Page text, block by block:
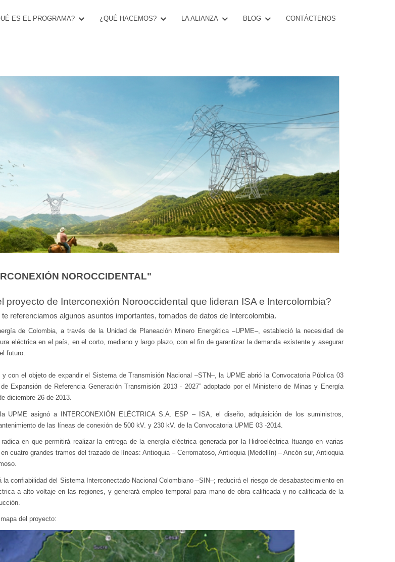
ES EL PROGRAMA? ¿QUÉ HACEMOS? LA ALIANZA BLOG CONTÁCTENOS
NOROCCIDENTAL"
proyecto de Interconexión Norooccidental que lideran ISA e Intercolombia?
te referenciamos algunos asuntos importantes, tomados de datos de Intercolombia.
de Colombia, a través de la Unidad de Planeación Minero Energética –UPME–, estableció la necesidad de
eléctrica en el país, en el corto, mediano y largo plazo, con el fin de garantizar la demanda existente y asegurar
futuro.
con el objeto de expandir el Sistema de Transmisión Nacional –STN–, la UPME abrió la Convocatoria Pública 03
Expansión de Referencia Generación Transmisión 2013 - 2027” adoptado por el Ministerio de Minas y Energía
diciembre 26 de 2013.
UPME asignó a INTERCONEXIÓN ELÉCTRICA S.A. ESP – ISA, el diseño, adquisición de los suministros,
de las líneas de conexión de 500 kV. y 230 kV. de la Convocatoria UPME 03 -2014.
en que permitirá realizar la entrega de la energía eléctrica generada por la Hidroeléctrica Ituango en varias
cuatro grandes tramos del trazado de líneas: Antioquia – Cerromatoso, Antioquia (Medellín) – Ancón sur, Antioquia
la confiabilidad del Sistema Interconectado Nacional Colombiano –SIN–; reducirá el riesgo de desabastecimiento en
a alto voltaje en las regiones, y generará empleo temporal para mano de obra calificada y no calificada de la
del proyecto: